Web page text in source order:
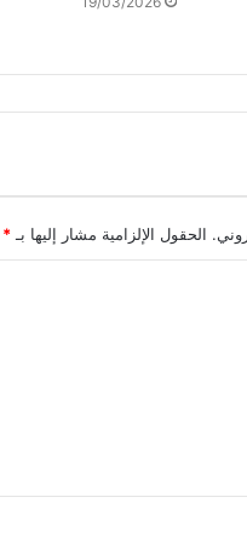
الحقول الإلزامية مشار إليها بـ*